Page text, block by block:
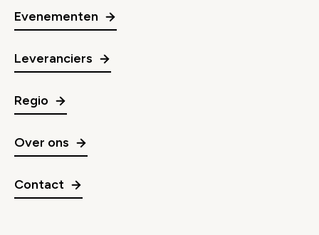
Evenementen
Leveranciers
Regio
Over ons
Contact